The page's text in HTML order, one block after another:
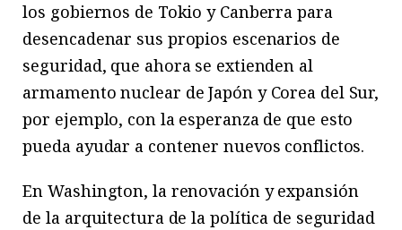
los gobiernos de Tokio y Canberra para
desencadenar sus propios escenarios de
seguridad, que ahora se extienden al
armamento nuclear de Japón y Corea del Sur,
por ejemplo, con la esperanza de que esto
pueda ayudar a contener nuevos conflictos.
En Washington, la renovación y expansión
de la arquitectura de la política de seguridad